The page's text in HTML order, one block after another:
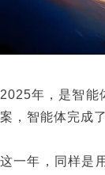
2025年，是智能
案，智能体完成
这一年，同样是